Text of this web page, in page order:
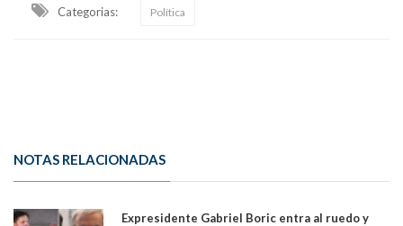
Categorias: Política
NOTAS RELACIONADAS
Expresidente Gabriel Boric entra al ruedo y